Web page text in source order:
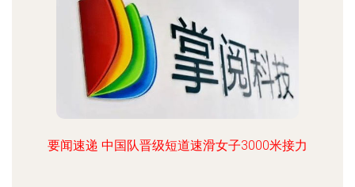
要闻速递 中国队晋级短道速滑女子3000米接力